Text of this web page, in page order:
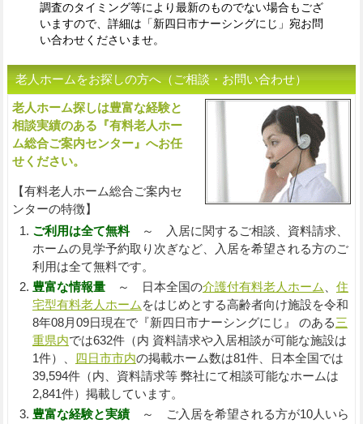
調査のタイミング等により最新のものでない場合もござ
いますので、詳細は「新四日市ナーシングにじ」宛お問
い合わせくださいませ。
老人ホームをお探しの方へ（ご相談・お問い合わせ）
老人ホーム探しは豊富な経験と
相談実績のある『有料老人ホー
ム総合ご案内センター』へお任
せください。
【有料老人ホーム総合ご案内セ
ンターの特徴】
ご利用は全て無料～ 入居に関するご相談、資料請求、
ホームの見学予約取り次ぎなど、入居を希望される方のご
利用は全て無料です。
豊富な情報量～ 日本全国の介護付有料老人ホーム
住
宅型有料老人ホーム をはじめとする高齢者向け施設を令和
8年08月09日現在で『新四日市ナーシングにじ』 のある三
重県内では632件（内 資料請求や入居相談が可能な施設は
1件）、 四日市市内の掲載ホーム数は81件、日本全国では
39,594件（内、資料請求等 弊社にて相談可能なホームは
2,841件）掲載しています。
豊富な経験と実績～ ご入居を希望される方が10人いら